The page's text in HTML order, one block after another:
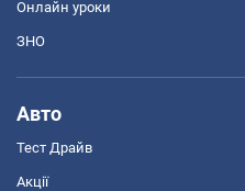
Онлайн уроки
ЗНО
Авто
Тест Драйв
Акції